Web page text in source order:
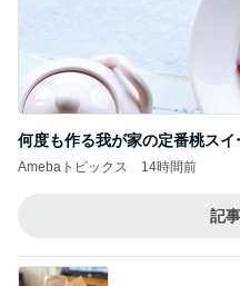
何度も作る我が家の定番桃スイ
Amebaトピックス 14時間前
記